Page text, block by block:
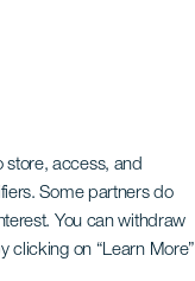
store, access, and
Some partners do
You can withdraw
clicking on “Learn More”